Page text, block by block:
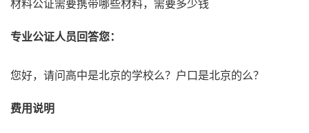
材料公证需要携带哪些材料，需要多少钱
专业公证人员回答您：
您好，请问高中是北京的学校么？户口是北京的么？
费用说明